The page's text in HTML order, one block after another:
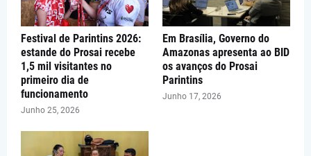
Festival de Parintins 2026:
estande do Prosai recebe
1,5 mil visitantes no
primeiro dia de
funcionamento
Junho 25, 2026
Em Brasília, Governo do
Amazonas apresenta ao BID
os avanços do Prosai
Parintins
Junho 17, 2026